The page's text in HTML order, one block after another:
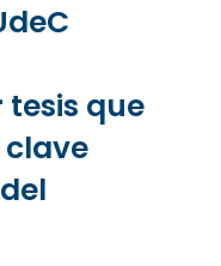
que